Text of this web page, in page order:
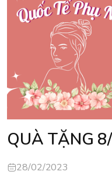
QUÀ TẶNG
28/02/2023